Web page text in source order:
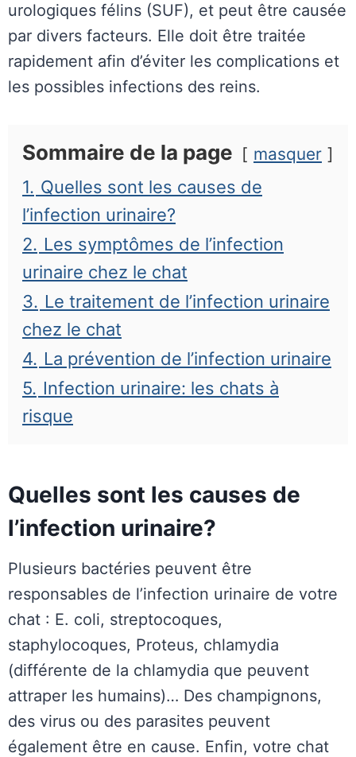
urologiques félins (SUF), et peut être causée
par divers facteurs. Elle doit être traitée
rapidement afin d’éviter les complications et
les possibles infections des reins.
Sommaire de la page masquer
1. Quelles sont les causes de
l’infection urinaire?
2. Les symptômes de l’infection
urinaire chez le chat
3. Le traitement de l’infection urinaire
chez le chat
4. La prévention de l’infection urinaire
5. Infection urinaire: les chats à
risque
Quelles sont les causes de
l’infection urinaire?
Plusieurs bactéries peuvent être
responsables de l’infection urinaire de votre
chat : E. coli, streptocoques,
staphylocoques, Proteus, chlamydia
(différente de la chlamydia que peuvent
attraper les humains)… Des champignons,
des virus ou des parasites peuvent
également être en cause. Enfin, votre chat